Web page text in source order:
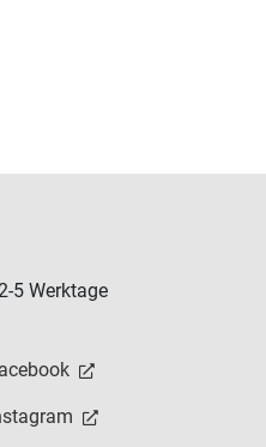
5 Werktage